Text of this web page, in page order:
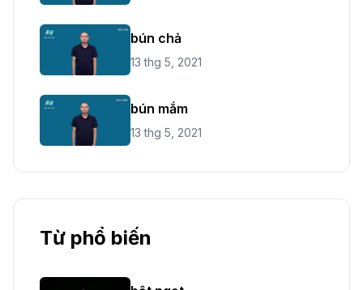
bún chả
13 thg 5, 2021
bún mắm
13 thg 5, 2021
Từ phổ biến